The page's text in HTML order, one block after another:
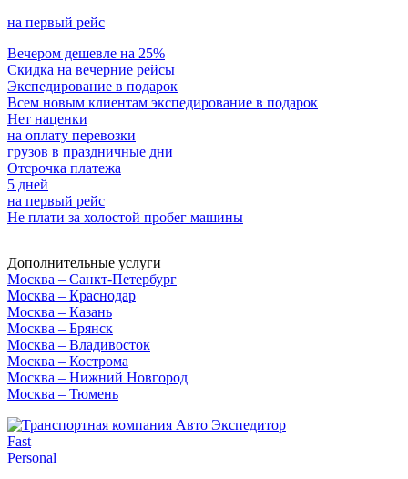
на первый рейс
Вечером дешевле на 25%
Скидка на вечерние рейсы
Экспедирование в подарок
Всем новым клиентам экспедирование в подарок
Нет наценки
на оплату перевозки
грузов в праздничные дни
Отсрочка платежа
5 дней
на первый рейс
Не плати за холостой пробег машины
Дополнительные услуги
Москва – Санкт-Петербург
Москва – Краснодар
Москва – Казань
Москва – Брянск
Москва – Владивосток
Москва – Кострома
Москва – Нижний Новгород
Москва – Тюмень
Fast
Personal